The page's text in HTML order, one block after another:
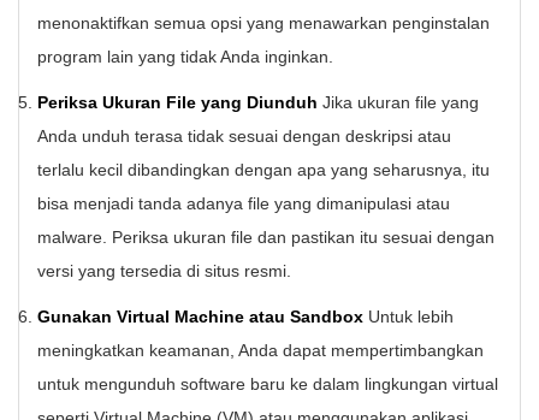
menonaktifkan semua opsi yang menawarkan penginstalan
program lain yang tidak Anda inginkan.
Periksa Ukuran File yang Diunduh Jika ukuran file yang
Anda unduh terasa tidak sesuai dengan deskripsi atau
terlalu kecil dibandingkan dengan apa yang seharusnya, itu
bisa menjadi tanda adanya file yang dimanipulasi atau
malware. Periksa ukuran file dan pastikan itu sesuai dengan
versi yang tersedia di situs resmi.
Gunakan Virtual Machine atau Sandbox Untuk lebih
meningkatkan keamanan, Anda dapat mempertimbangkan
untuk mengunduh software baru ke dalam lingkungan virtual